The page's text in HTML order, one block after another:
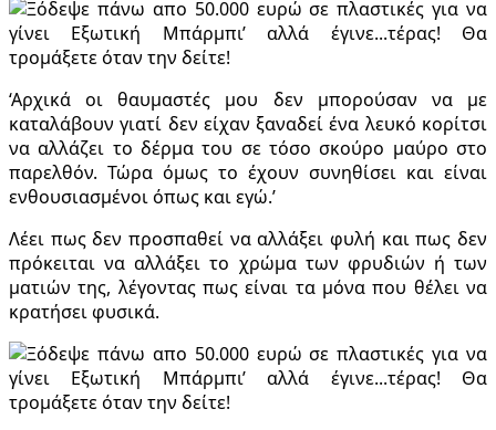
‘Αρχικά οι θαυμαστές μου δεν μπορούσαν να με
καταλάβουν γιατί δεν είχαν ξαναδεί ένα λευκό κορίτσι
να αλλάζει το δέρμα του σε τόσο σκούρο μαύρο στο
παρελθόν. Τώρα όμως το έχουν συνηθίσει και είναι
ενθουσιασμένοι όπως και εγώ.’
Λέει πως δεν προσπαθεί να αλλάξει φυλή και πως δεν
πρόκειται να αλλάξει το χρώμα των φρυδιών ή των
ματιών της, λέγοντας πως είναι τα μόνα που θέλει να
κρατήσει φυσικά.